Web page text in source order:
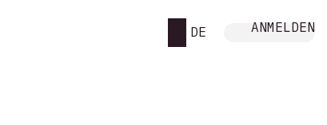
DE ANMELDEN